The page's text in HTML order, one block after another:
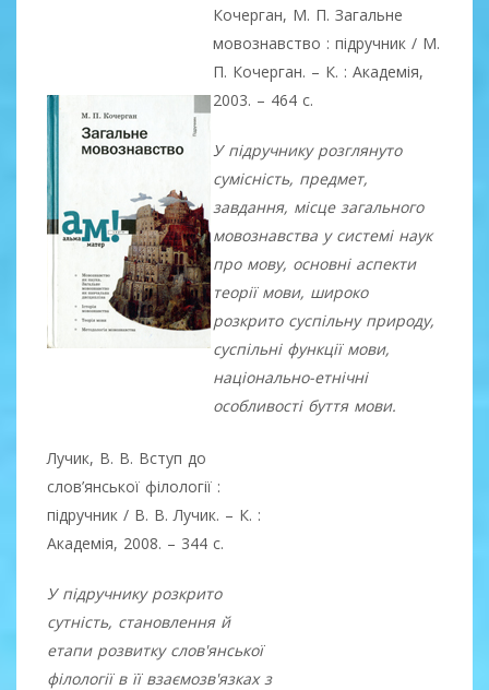
Кочерган, М. П. Загальне
мовознавство : підручник / М.
П. Кочерган. – К. : Академія,
2003. – 464 с.
У підручнику розглянуто
сумісність, предмет,
завдання, місце загального
мовознавства у системі наук
про мову, основні аспекти
теорії мови, широко
розкрито суспільну природу,
суспільні функції мови,
національно-етнічні
особливості буття мови.
Лучик, В. В. Вступ до
слов’янської філології :
підручник / В. В. Лучик. – К. :
Академія, 2008. – 344 с.
У підручнику розкрито
сутність, становлення й
етапи розвитку слов'янської
філології в її взаємозв'язках з